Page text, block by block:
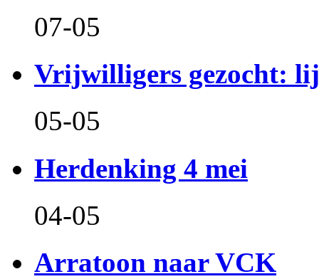
07-05
Vrijwilligers gezocht:
05-05
Herdenking 4 mei
04-05
Arratoon naar VCK